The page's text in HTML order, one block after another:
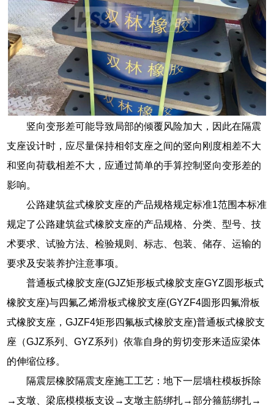
竖向变形差可能导致局部的倾覆风险加大，因此在隔震
支座设计时，应尽量保持相邻支座之间的竖向刚度相差不大
和竖向荷载相差不大，应通过简单的手算控制竖向变形差的
影响。
公路建筑盆式橡胶支座的产品规格规定标准1范围本标准
规定了公路建筑盆式橡胶支座的产品规格、分类、型号、技
术要求、试验方法、检验规则、标志、包装、储存、运输的
要求及安装养护注意事项。
普通板式橡胶支座(GJZ矩形板式橡胶支座GYZ圆形板式
橡胶支座)与四氟乙烯滑板式橡胶支座(GYZF4圆形四氟滑板
式橡胶支座，GJZF4矩形四氟板式橡胶支座)普通板式橡胶支
座（GJZ系列、GYZ系列）依靠自身的剪切变形来适应梁体
的伸缩位移。
隔震层橡胶隔震支座施工工艺：地下一层墙柱模板拆除
→支墩、梁底模模板支设→支墩主筋绑扎→部分箍筋绑扎→